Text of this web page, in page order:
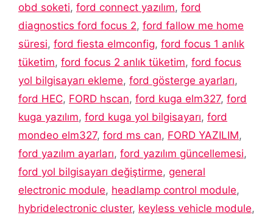
obd soketi, ford connect yazılım, ford
diagnostics ford focus 2, ford fallow me home
süresi, ford fiesta elmconfig, ford focus 1 anlık
tüketim, ford focus 2 anlık tüketim, ford focus
yol bilgisayarı ekleme, ford gösterge ayarları,
ford HEC, FORD hscan, ford kuga elm327, ford
kuga yazılım, ford kuga yol bilgisayarı, ford
mondeo elm327, ford ms can, FORD YAZILIM,
ford yazılım ayarları, ford yazılım güncellemesi,
ford yol bilgisayarı değiştirme, general
electronic module, headlamp control module,
hybridelectronic cluster, keyless vehicle module,